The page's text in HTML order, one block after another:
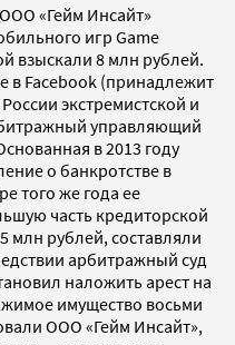
«Гейм Инсайт»
игр Game
взыскали 8 млн рублей.
в Facebook (принадлежит
экстремистской и
управляющий
в 2013 году
о банкротстве в
того же года ее
часть кредиторской
млн рублей, составляли
арбитражный суд
наложить арест на
имущество восьми
ООО «Гейм Инсайт»,